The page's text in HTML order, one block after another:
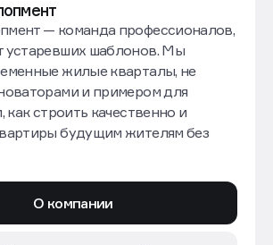
— команда профессионалов,
устаревших шаблонов. Мы
жилые кварталы, не
и примером для
как строить качественно и
будущим жителям без
О компании